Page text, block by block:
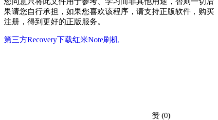
果请您自行承担，如果您喜欢该程序，请支持正版软件，购买
注册，得到更好的正版服务。
第三方Recovery下载红米Note刷机
赞 (0)